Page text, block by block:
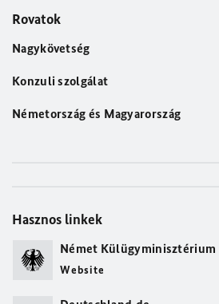
Rovatok
Nagykövetség
Konzuli szolgálat
Németország és Magyarország
Hasznos linkek
Német Külügyminisztérium
Website